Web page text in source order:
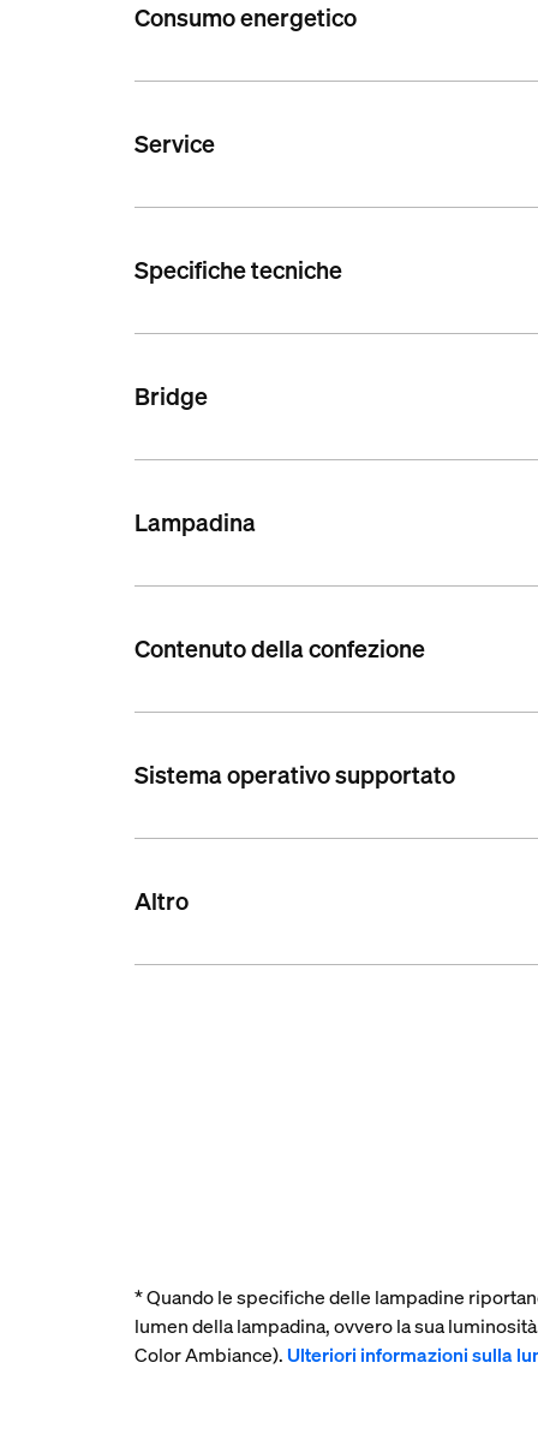
Consumo energetico
Service
Specifiche tecniche
Bridge
Lampadina
Contenuto della confezione
Sistema operativo supportato
Altro
* Quando le specifiche delle lampadine
lumen della lampadina, ovvero la sua
Color Ambiance).Ulteriori informazioni sulla